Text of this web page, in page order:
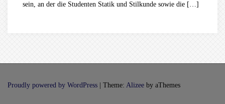
sein, an der die Studenten Statik und Stilkunde sowie die […]
Proudly powered by WordPress Theme: Alizee by aThemes